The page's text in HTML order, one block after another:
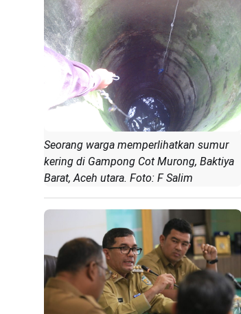
Seorang warga memperlihatkan sumur
kering di Gampong Cot Murong, Baktiya
Barat, Aceh utara. Foto: F Salim